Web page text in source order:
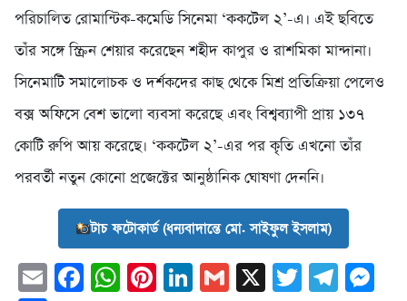
পরিচালিত রোমান্টিক-কমেডি সিনেমা ‘ককটেল ২’-এ। এই ছবিতে
তাঁর সঙ্গে স্ক্রিন শেয়ার করেছেন শহীদ কাপুর ও রাশমিকা মান্দানা।
সিনেমাটি সমালোচক ও দর্শকদের কাছ থেকে মিশ্র প্রতিক্রিয়া পেলেও
বক্স অফিসে বেশ ভালো ব্যবসা করেছে এবং বিশ্বব্যাপী প্রায় ১৩৭
কোটি রুপি আয় করেছে। ‘ককটেল ২’-এর পর কৃতি এখনো তাঁর
পরবর্তী নতুন কোনো প্রজেক্টের আনুষ্ঠানিক ঘোষণা দেননি।
টাচ ফটোকার্ড (ধন্যবাদান্তে মো. সাইফুল ইসলাম)
EmailFacebook
WhatsApp
Pinterest
LinkedIn
Gmail
X Twitter